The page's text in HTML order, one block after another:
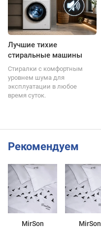
Лучшие тихие
стиральные машины
Стиралки с комфортным
уровнем шума для
эксплуатации в любое
время суток.
Рекомендуем
MirSon
MirSon